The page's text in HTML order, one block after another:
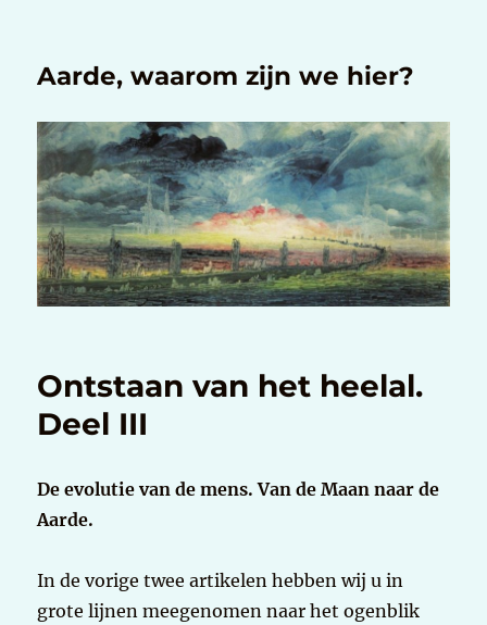
Aarde, waarom zijn we hier?
Ontstaan van het heelal.
Deel III
De evolutie van de mens. Van de Maan naar de
Aarde.
In de vorige twee artikelen hebben wij u in
grote lijnen meegenomen naar het ogenblik